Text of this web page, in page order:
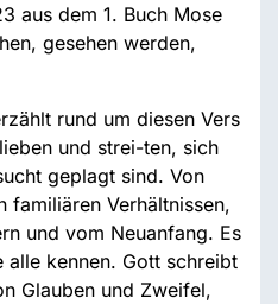
aus dem 1. Buch Mose
gesehen werden,
rund um diesen Vers
und strei-ten, sich
geplagt sind. Von
familiären Verhältnissen,
und vom Neuanfang. Es
alle kennen. Gott schreibt
Glauben und Zweifel,